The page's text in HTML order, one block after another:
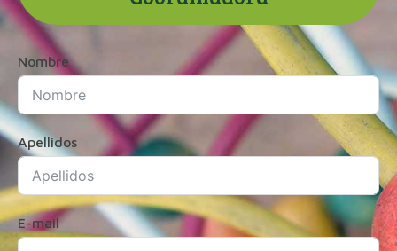
Nombre
Apellidos
E-mail